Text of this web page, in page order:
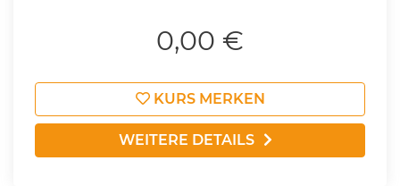
0,00 €
KURS MERKEN
WEITERE DETAILS